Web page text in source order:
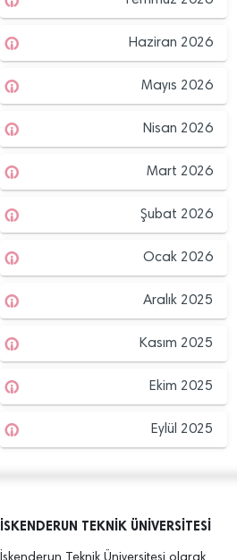
Haziran 2026
Mayıs 2026
Nisan 2026
Mart 2026
Şubat 2026
Ocak 2026
Aralık 2025
Kasım 2025
Ekim 2025
Eylül 2025
İSKENDERUN TEKNİK ÜNİVERSİTESİ